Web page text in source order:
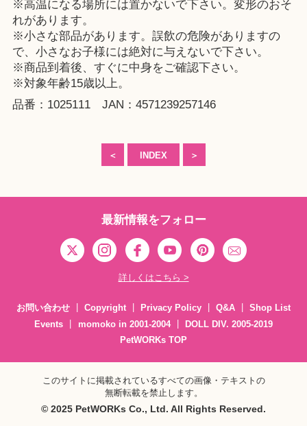
※高温になる場所には置かないで下さい。変形のおそ
れがあります。
※小さな部品があります。誤飲の危険がありますの
で、小さなお子様には絶対に与えないで下さい。
※商品到着後、すぐに中身をご確認下さい。
※対象年齢15歳以上。
品番：1025111 JAN：4571239257146
＜ INDEX ＞
最新情報をフォロー
詳しくはこちら >
お問い合わせ Copyright Privacy Policy Q&A
Shop List
Events
momoko in 2001-2004
DOLL DIV. 2005-2019
PetWORKs TOP
このサイトに掲載されているすべての画像・テキストの
無断転載を禁止します。
© 2025 PetWORKs Co., Ltd. All Rights Reserved.